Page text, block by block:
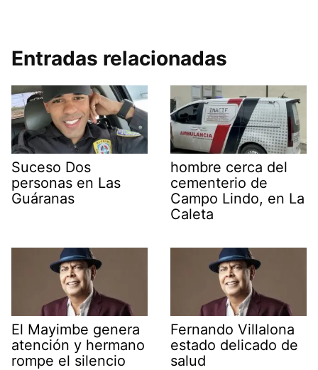
Entradas relacionadas
Suceso Dos
personas en Las
Guáranas
hombre cerca del
cementerio de
Campo Lindo, en La
Caleta
El Mayimbe genera
atención y hermano
rompe el silencio
Fernando Villalona
estado delicado de
salud